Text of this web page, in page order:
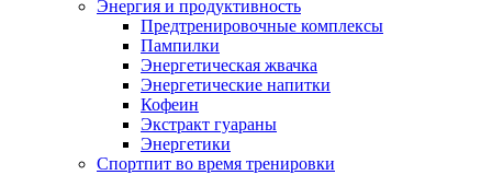
Энергия и продуктивность
Предтренировочные комплексы
Пампилки
Энергетическая жвачка
Энергетические напитки
Кофеин
Экстракт гуараны
Энергетики
Спортпит во время тренировки